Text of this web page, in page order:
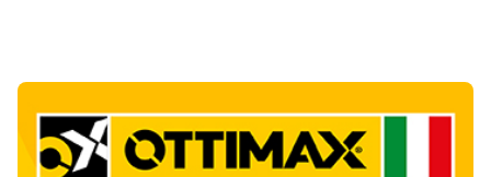
1
Film internazionale in Costa Smeralda, si
cercano centinaia di comparse